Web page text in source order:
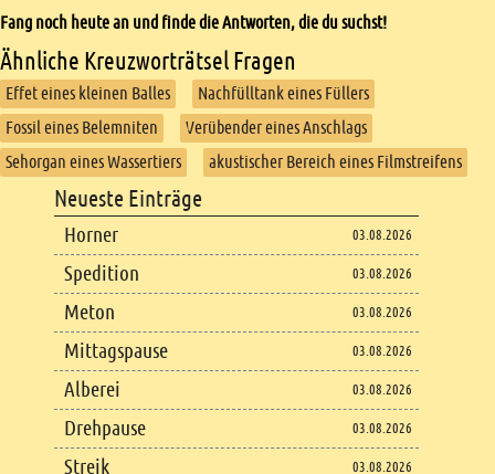
Fang noch heute an und finde die Antworten, die du suchst!
Ähnliche Kreuzworträtsel Fragen
Effet eines kleinen Balles
Nachfülltank eines Füllers
Fossil eines Belemniten
Verübender eines Anschlags
Sehorgan eines Wassertiers
akustischer Bereich eines Filmstreifens
Footer content
Neueste Einträge
Horner 03.08.2026
Spedition 03.08.2026
Meton 03.08.2026
Mittagspause 03.08.2026
Alberei 03.08.2026
Drehpause 03.08.2026
Streik 03.08.2026